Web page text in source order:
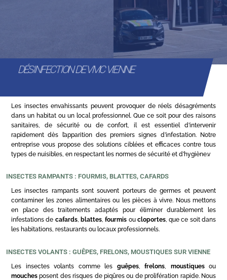
DÉSINFECTION DE VMC VIENNE
Les insectes envahissants peuvent provoquer de réels désagréments
dans un habitat ou un local professionnel. Que ce soit pour des raisons
sanitaires, de sécurité ou de confort, il est essentiel d’intervenir
rapidement dès l’apparition des premiers signes d’infestation. Notre
entreprise vous propose des solutions ciblées et efficaces contre tous
types de nuisibles, en respectant les normes de sécurité et d’hygiène.v
INSECTES RAMPANTS : FOURMIS, BLATTES, CAFARDS
Les insectes rampants sont souvent porteurs de germes et peuvent
contaminer les zones alimentaires ou les pièces à vivre. Nous mettons
en place des traitements adaptés pour éliminer durablement les
infestations de cafards, blattes,fourmis ou cloportes, que ce soit dans
les habitations, restaurants ou locaux professionnels.
INSECTES VOLANTS : GUÊPES, FRELONS, MOUSTIQUES SUR VIENNE
Les insectes volants comme les guêpes, frelons moustiquesou
mouches posent des risques de piqûres ou de prolifération rapide. Nous